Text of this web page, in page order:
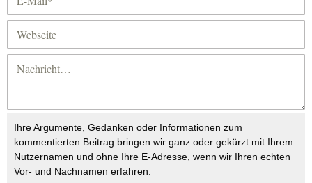
Ihre Argumente, Gedanken oder Informationen zum
kommentierten Beitrag bringen wir ganz oder gekürzt mit Ihrem
Nutzernamen und ohne Ihre E-Adresse, wenn wir Ihren echten
Vor- und Nachnamen erfahren.